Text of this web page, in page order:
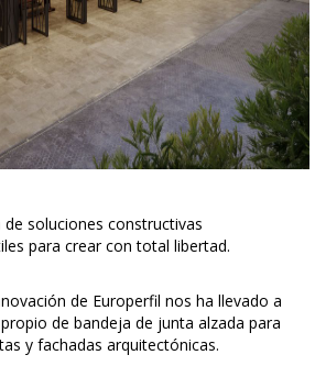
soluciones constructivas
para crear con total libertad.
de Europerfil nos ha llevado a
de bandeja de junta alzada para
y fachadas arquitectónicas.